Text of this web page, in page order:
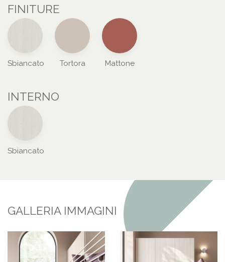
FINITURE
Sbiancato Tortora Mattone
INTERNO
Sbiancato
GALLERIA IMMAGINI